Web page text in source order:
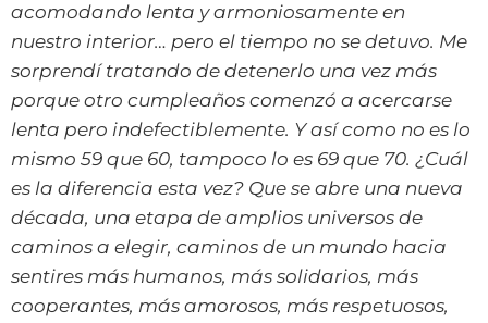
acomodando lenta y armoniosamente en
nuestro interior… pero el tiempo no se detuvo. Me
sorprendí tratando de detenerlo una vez más
porque otro cumpleaños comenzó a acercarse
lenta pero indefectiblemente. Y así como no es lo
mismo 59 que 60, tampoco lo es 69 que 70. ¿Cuál
es la diferencia esta vez? Que se abre una nueva
década, una etapa de amplios universos de
caminos a elegir, caminos de un mundo hacia
sentires más humanos, más solidarios, más
cooperantes, más amorosos, más respetuosos,